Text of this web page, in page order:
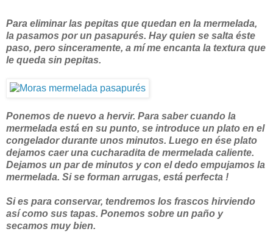
Para eliminar las pepitas que quedan en la mermelada,
la pasamos por un pasapurés. Hay quien se salta éste
paso, pero sinceramente, a mí me encanta la textura que
le queda sin pepitas.
Ponemos de nuevo a hervir. Para saber cuando la
mermelada está en su punto, se introduce un plato en el
congelador durante unos minutos. Luego en ése plato
dejamos caer una cucharadita de mermelada caliente.
Dejamos un par de minutos y con el dedo empujamos la
mermelada. Si se forman arrugas, está perfecta !
Si es para conservar, tendremos los frascos hirviendo
así como sus tapas. Ponemos sobre un paño y
secamos muy bien.